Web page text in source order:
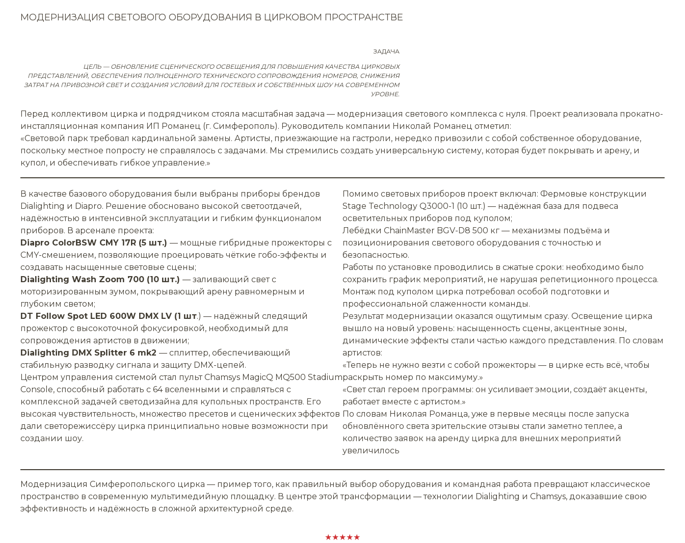
МОДЕРНИЗАЦИЯ СВЕТОВОГО ОБОРУДОВАНИЯ В ЦИРКОВОМ ПРОСТРАНСТВЕ
ЗАДАЧА
ЦЕЛЬ — ОБНОВЛЕНИЕ СЦЕНИЧЕСКОГО ОСВЕЩЕНИЯ ДЛЯ ПОВЫШЕНИЯ КАЧЕСТВА ЦИРКОВЫХ
ПРЕДСТАВЛЕНИЙ, ОБЕСПЕЧЕНИЯ ПОЛНОЦЕННОГО ТЕХНИЧЕСКОГО СОПРОВОЖДЕНИЯ НОМЕРОВ, СНИЖЕНИЯ
ЗАТРАТ НА ПРИВОЗНОЙ СВЕТ И СОЗДАНИЯ УСЛОВИЙ ДЛЯ ГОСТЕВЫХ И СОБСТВЕННЫХ ШОУ НА СОВРЕМЕННОМ
УРОВНЕ.
Перед коллективом цирка и подрядчиком стояла масштабная задача — модернизация светового комплекса с нуля. Проект реализовала прокатно-
инсталляционная компания ИП Романец (г. Симферополь). Руководитель компании Николай Романец отметил:
«Световой парк требовал кардинальной замены. Артисты, приезжающие на гастроли, нередко привозили с собой собственное оборудование,
поскольку местное попросту не справлялось с задачами. Мы стремились создать универсальную систему, которая будет покрывать и арену, и
купол, и обеспечивать гибкое управление.»
В качестве базового оборудования были выбраны приборы брендов
Dialighting и Diapro. Решение обосновано высокой светоотдачей,
надёжностью в интенсивной эксплуатации и гибким функционалом
приборов. В арсенале проекта:
Diapro ColorBSW CMY 17R (5 шт.) — мощные гибридные прожекторы с
CMY-смешением, позволяющие проецировать чёткие гобо-эффекты и
создавать насыщенные световые сцены;
Dialighting Wash Zoom 700 (10 шт.) — заливающий свет с
моторизированным зумом, покрывающий арену равномерным и
глубоким светом;
DT Follow Spot LED 600W DMX LV (1 шт.) — надёжный следящий
прожектор с высокоточной фокусировкой, необходимый для
сопровождения артистов в движении;
Dialighting DMX Splitter 6 mk2 — сплиттер, обеспечивающий
стабильную разводку сигнала и защиту DMX-цепей.
Центром управления системой стал пульт Chamsys MagicQ MQ500 Stadium
Console, способный работать с 64 вселенными и справляться с
комплексной задачей светодизайна для купольных пространств. Его
высокая чувствительность, множество пресетов и сценических эффектов
дали светорежиссёру цирка принципиально новые возможности при
создании шоу.
Помимо световых приборов проект включал: Фермовые конструкции
Stage Technology Q3000-1 (10 шт.) — надёжная база для подвеса
осветительных приборов под куполом;
Лебёдки ChainMaster BGV-D8 500 кг — механизмы подъёма и
позиционирования светового оборудования с точностью и
безопасностью.
Работы по установке проводились в сжатые сроки: необходимо было
сохранить график мероприятий, не нарушая репетиционного процесса.
Монтаж под куполом цирка потребовал особой подготовки и
профессиональной слаженности команды.
Результат модернизации оказался ощутимым сразу. Освещение цирка
вышло на новый уровень: насыщенность сцены, акцентные зоны,
динамические эффекты стали частью каждого представления. По словам
артистов:
«Теперь не нужно везти с собой прожекторы — в цирке есть всё, чтобы
раскрыть номер по максимуму.»
«Свет стал героем программы: он усиливает эмоции, создаёт акценты,
работает вместе с артистом.»
По словам Николая Романца, уже в первые месяцы после запуска
обновлённого света зрительские отзывы стали заметно теплее, а
количество заявок на аренду цирка для внешних мероприятий
увеличилось
Модернизация Симферопольского цирка — пример того, как правильный выбор оборудования и командная работа превращают классическое
пространство в современную мультимедийную площадку. В центре этой трансформации — технологии Dialighting и Chamsys, доказавшие свою
эффективность и надёжность в сложной архитектурной среде.
★★★★★